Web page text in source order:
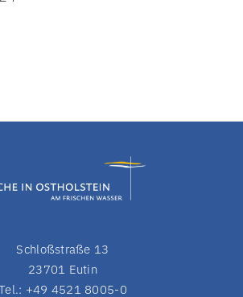
Schloßstraße 13
23701 Eutin
+49 4521 8005-0